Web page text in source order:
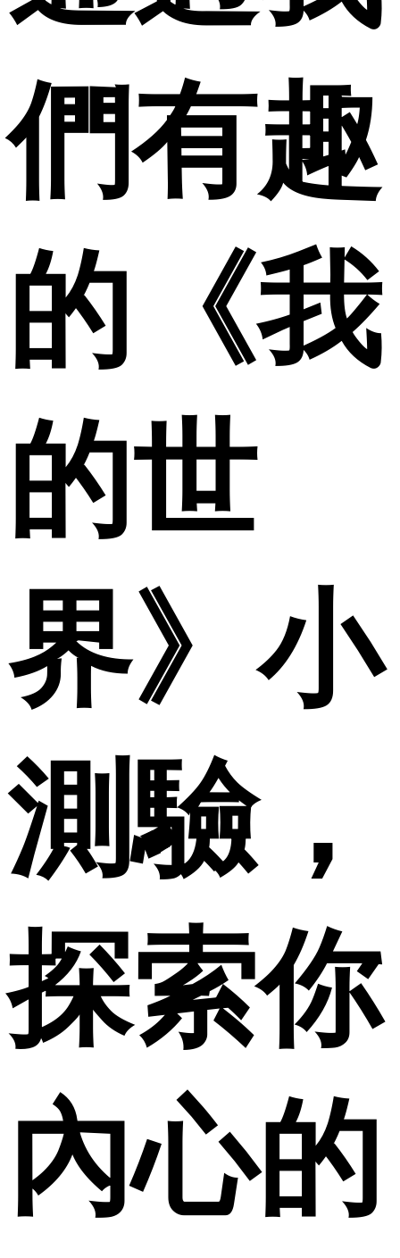
們有趣
的《我
的世
界》小
測驗，
探索你
內心的